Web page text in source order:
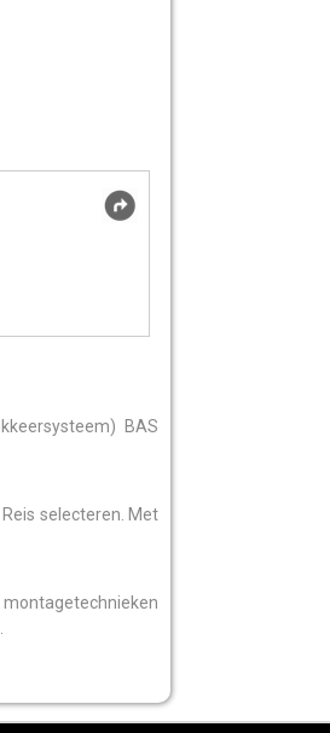
BAS
selecteren. Met